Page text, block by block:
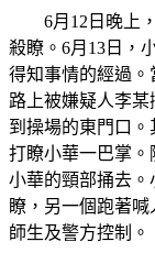
6月12日晚上，
殺瞭。6月13日，
得知事情的經過
路上被嫌疑人李
到操場的東門口
打瞭小華一巴掌
小華的頸部捅去
瞭，另一個跑著
師生及警方控制。